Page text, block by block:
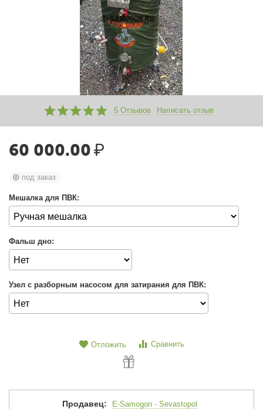
5 Отзывов Написать отзыв
60 000.00₽
под заказ
Мешалка для ПВК:
Фальш дно:
Узел с разборным насосом для затирания для ПВК:
Отложить Сравнить
Продавец:
E-Samogon - Sevastopol